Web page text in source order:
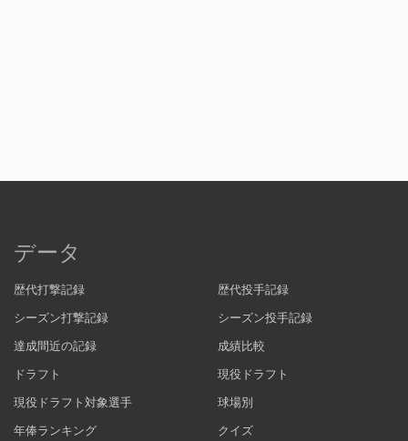
データ
歴代打撃記録
歴代投手記録
シーズン打撃記録
シーズン投手記録
達成間近の記録
成績比較
ドラフト
現役ドラフト
現役ドラフト対象選手
球場別
年俸ランキング
クイズ